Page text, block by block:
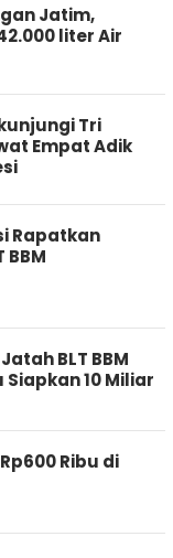
Jatim,
liter Air
Tri
Empat Adik
Rapatkan
BBM
BLT BBM
10 Miliar
Ribu di